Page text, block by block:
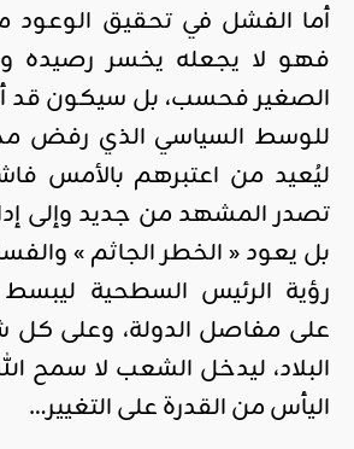
أما الفشل في تحقيق الوعود
فهو لا يجعله يخسر رصيده
الصغير فحسب، بل سيكون قد
للوسط السياسي الذي رفض
ليُعيد من اعتبرهم بالأمس
تصدر المشهد من جديد وإلى
بل يعود « الخطر الجاثم »
رؤية الرئيس السطحية ليبسط
على مفاصل الدولة، وعلى كل
البلاد، ليدخل الشعب لا سمح
اليأس من القدرة على التغيير…